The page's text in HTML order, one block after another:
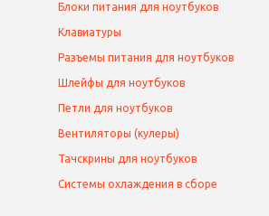
Блоки питания для ноутбуков
Клавиатуры
Разъемы питания для ноутбуков
Шлейфы для ноутбуков
Петли для ноутбуков
Вентиляторы (кулеры)
Тачскрины для ноутбуков
Системы охлаждения в сборе